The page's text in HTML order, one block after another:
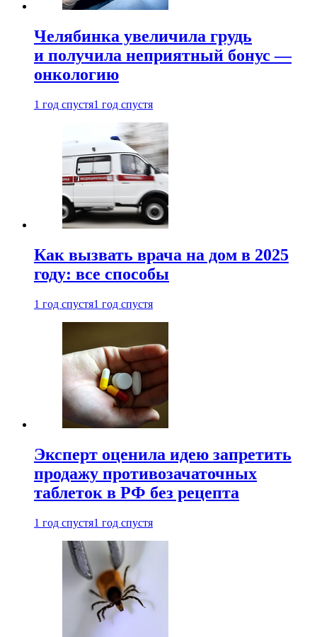
Челябинка увеличила грудь
и получила неприятный бонус —
онкологию
1 год спустя1 год спустя
Как вызвать врача на дом в 2025
году: все способы
1 год спустя1 год спустя
Эксперт оценила идею запретить
продажу противозачаточных
таблеток в РФ без рецепта
1 год спустя1 год спустя